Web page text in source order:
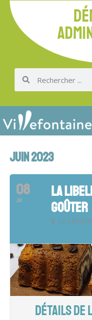
JUIN 2023
08
JUI
LA
GOÛTER
La
DÉTAILS DE